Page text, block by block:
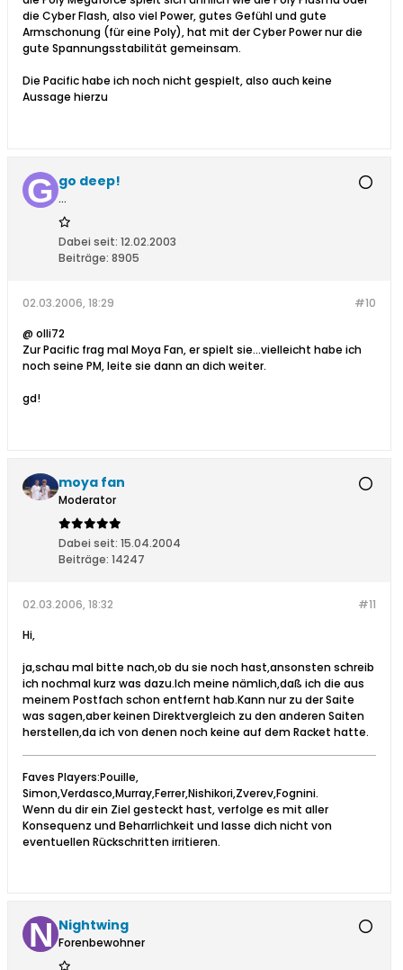
die Cyber Flash, also viel Power, gutes Gefühl und gute
Armschonung (für eine Poly), hat mit der Cyber Power nur die
gute Spannungsstabilität gemeinsam.
Die Pacific habe ich noch nicht gespielt, also auch keine
Aussage hierzu
go deep!
...
Dabei seit: 12.02.2003
Beiträge: 8905
#10
02.03.2006, 18:29
@ olli72
Zur Pacific frag mal Moya Fan, er spielt sie...vielleicht habe ich
noch seine PM, leite sie dann an dich weiter.
gd!
moya fan
Moderator
Dabei seit: 15.04.2004
Beiträge: 14247
#11
02.03.2006, 18:32
Hi,
ja,schau mal bitte nach,ob du sie noch hast,ansonsten schreib
ich nochmal kurz was dazu.Ich meine nämlich,daß ich die aus
meinem Postfach schon entfernt hab.Kann nur zu der Saite
was sagen,aber keinen Direktvergleich zu den anderen Saiten
herstellen,da ich von denen noch keine auf dem Racket hatte.
Faves Players:Pouille,
Simon,Verdasco,Murray,Ferrer,Nishikori,Zverev,Fognini.
Wenn du dir ein Ziel gesteckt hast, verfolge es mit aller
Konsequenz und Beharrlichkeit und lasse dich nicht von
eventuellen Rückschritten irritieren.
Nightwing
Forenbewohner